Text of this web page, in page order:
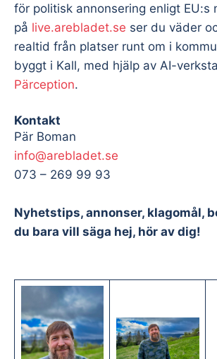
för politisk annonsering enligt EU:s
på live.arebladet.se ser du väder
realtid från platser runt om i
byggt i Kall, med hjälp av AI-
Pärception.
Kontakt
Pär Boman
info@arebladet.se
073 – 269 99 93
Nyhetstips, annonser, klagomål,
du bara vill säga hej, hör av dig!